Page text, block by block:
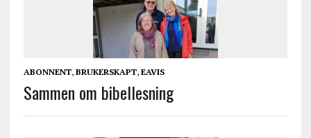
ABONNENT, BRUKERSKAPT, EAVIS
Sammen om bibellesning